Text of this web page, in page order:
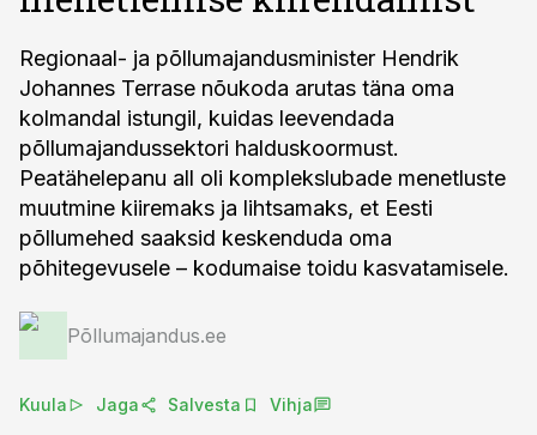
Regionaal- ja põllumajandusminister Hendrik
Johannes Terrase nõukoda arutas täna oma
kolmandal istungil, kuidas leevendada
põllumajandussektori halduskoormust.
Peatähelepanu all oli komplekslubade menetluste
muutmine kiiremaks ja lihtsamaks, et Eesti
põllumehed saaksid keskenduda oma
põhitegevusele – kodumaise toidu kasvatamisele.
Põllumajandus.ee
Kuula Jaga Salvesta Vihja